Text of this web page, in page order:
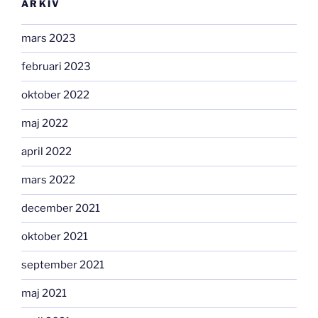
ARKIV
mars 2023
februari 2023
oktober 2022
maj 2022
april 2022
mars 2022
december 2021
oktober 2021
september 2021
maj 2021